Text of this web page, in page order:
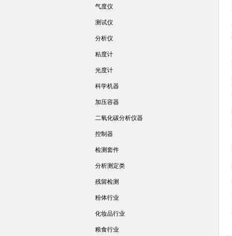
气度仪
测试仪
分析仪
粘度计
光度计
科学机器
加压容器
二氧化碳分析仪器
控制器
检测套件
分析测定类
残留检测
粉体行业
化妆品行业
粮食行业